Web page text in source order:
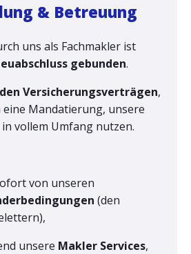
& Betreuung
uns als Fachmakler ist
gebunden.
Versicherungsverträgen,
eine Mandatierung, unsere
vollem Umfang nutzen.
von unseren
(den
unsere Makler Services,